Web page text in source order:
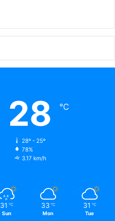
28 ℃
28º - 25º
78%
3.17 km/h
31 ℃
Sun
33 ℃
Mon
31 ℃
Tue